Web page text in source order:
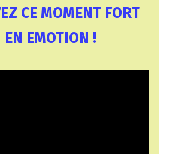
CE MOMENT FORT
EN EMOTION !